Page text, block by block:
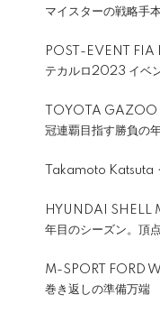
マイスターの戦略手
POST-EVENT FIA
テカルロ2023 イベ
TOYOTA GAZOO
冠連覇目指す勝負の
Takamoto Katsuta
HYUNDAI SHELL
年目のシーズン。頂
M-SPORT FORD
巻き返しの準備万端